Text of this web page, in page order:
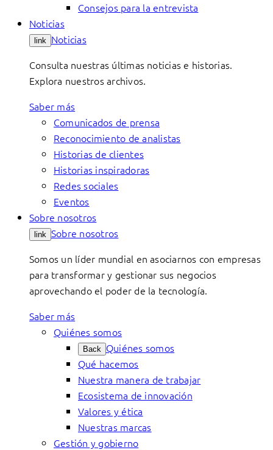
Consejos para la entrevista
Noticias
link Noticias
Consulta nuestras últimas noticias e historias.
Explora nuestros archivos.
Saber más
Comunicados de prensa
Reconocimiento de analistas
Historias de clientes
Historias inspiradoras
Redes sociales
Eventos
Sobre nosotros
link Sobre nosotros
Somos un líder mundial en asociarnos con empresas
para transformar y gestionar sus negocios
aprovechando el poder de la tecnología.
Saber más
Quiénes somos
Back Quiénes somos
Qué hacemos
Nuestra manera de trabajar
Ecosistema de innovación
Valores y ética
Nuestras marcas
Gestión y gobierno